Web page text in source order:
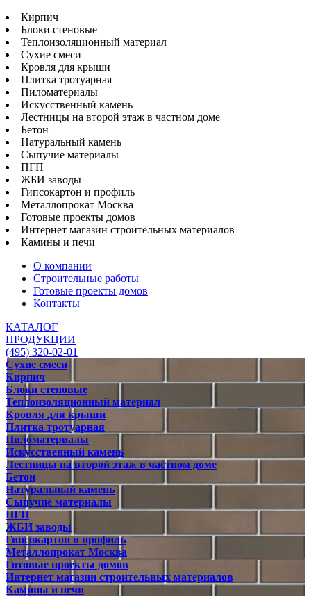
Кирпич
Блоки стеновые
Теплоизоляционный материал
Сухие смеси
Кровля для крыши
Плитка тротуарная
Пиломатериалы
Искусственный камень
Лестницы на второй этаж в частном доме
Бетон
Натуральный камень
Сыпучие материалы
ПГП
ЖБИ заводы
Гипсокартон и профиль
Металлопрокат Москва
Готовые проекты домов
Интернет магазин строительных материалов
Камины и печи
О компании
Строительные работы
Готовые проекты домов
Контакты
КАТАЛОГ
ПРОДУКЦИИ
(495) 320-02-01
Сухие смеси
Кирпич
Блоки стеновые
Теплоизоляционный материал
Кровля для крыши
Плитка тротуарная
Пиломатериалы
Искусственный камень
Лестницы на второй этаж в частном доме
Бетон
Натуральный камень
Сыпучие материалы
ПГП
ЖБИ заводы
Гипсокартон и профиль
Металлопрокат Москва
Готовые проекты домов
Интернет магазин строительных материалов
Камины и печи